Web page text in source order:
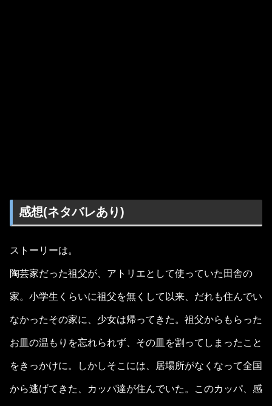
感想(ネタバレあり)
ストーリーは。
陶芸家だった祖父が、アトリエとして使っていた田舎の
家。小学生くらいに祖父を無くして以来、だれも住んでい
なかったその家に、少女は帰ってきた。祖父からもらった
お皿の温もりを忘れられず、その皿を割ってしまったこと
をきっかけに。しかしそこには、居場所がなくなって全国
から逃げてきた、カッパ達が住んでいた。このカッパ、感